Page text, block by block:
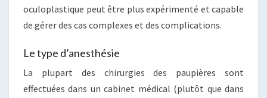
oculoplastique peut être plus expérimenté et capable
de gérer des cas complexes et des complications.
Le type d’anesthésie
La plupart des chirurgies des paupières sont
effectuées dans un cabinet médical (plutôt que dans